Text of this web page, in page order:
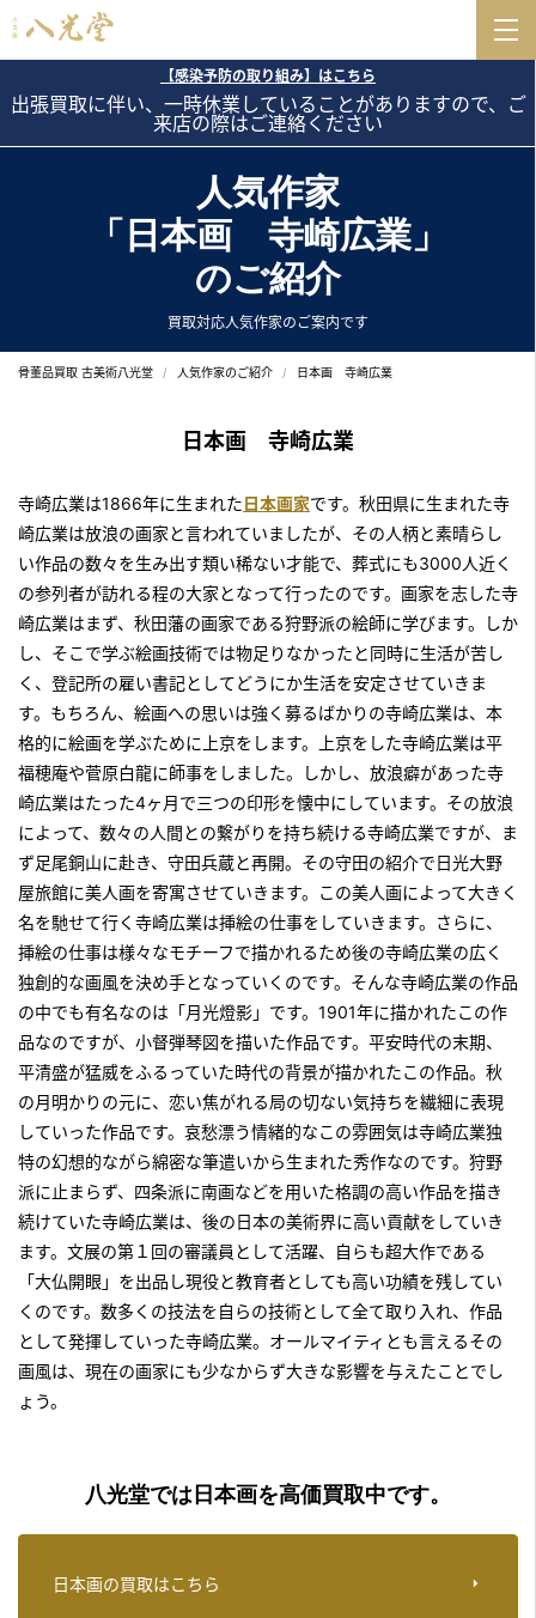
【感染予防の取り組み】はこちら
出張買取に伴い、一時休業していることがありますので、ご
来店の際はご連絡ください
人気作家
「日本画 寺崎広業」
のご紹介
買取対応人気作家のご案内です
骨董品買取 古美術八光堂 人気作家のご紹介 日本画 寺崎広業
日本画 寺崎広業
寺崎広業は1866年に生まれた日本画家です。秋田県に生まれた寺
崎広業は放浪の画家と言われていましたが、その人柄と素晴らし
い作品の数々を生み出す類い稀ない才能で、葬式にも3000人近く
の参列者が訪れる程の大家となって行ったのです。画家を志した寺
崎広業はまず、秋田藩の画家である狩野派の絵師に学びます。しか
し、そこで学ぶ絵画技術では物足りなかったと同時に生活が苦し
く、登記所の雇い書記としてどうにか生活を安定させていきま
す。もちろん、絵画への思いは強く募るばかりの寺崎広業は、本
格的に絵画を学ぶために上京をします。上京をした寺崎広業は平
福穂庵や菅原白龍に師事をしました。しかし、放浪癖があった寺
崎広業はたった4ヶ月で三つの印形を懐中にしています。その放浪
によって、数々の人間との繋がりを持ち続ける寺崎広業ですが、ま
ず足尾銅山に赴き、守田兵蔵と再開。その守田の紹介で日光大野
屋旅館に美人画を寄寓させていきます。この美人画によって大きく
名を馳せて行く寺崎広業は挿絵の仕事をしていきます。さらに、
挿絵の仕事は様々なモチーフで描かれるため後の寺崎広業の広く
独創的な画風を決め手となっていくのです。そんな寺崎広業の作品
の中でも有名なのは「月光燈影」です。1901年に描かれたこの作
品なのですが、小督弾琴図を描いた作品です。平安時代の末期、
平清盛が猛威をふるっていた時代の背景が描かれたこの作品。秋
の月明かりの元に、恋い焦がれる局の切ない気持ちを繊細に表現
していった作品です。哀愁漂う情緒的なこの雰囲気は寺崎広業独
特の幻想的ながら綿密な筆遣いから生まれた秀作なのです。狩野
派に止まらず、四条派に南画などを用いた格調の高い作品を描き
続けていた寺崎広業は、後の日本の美術界に高い貢献をしていき
ます。文展の第１回の審議員として活躍、自らも超大作である
「大仏開眼」を出品し現役と教育者としても高い功績を残してい
くのです。数多くの技法を自らの技術として全て取り入れ、作品
として発揮していった寺崎広業。オールマイティとも言えるその
画風は、現在の画家にも少なからず大きな影響を与えたことでし
ょう。
八光堂では日本画を高価買取中です。
日本画の買取はこちら